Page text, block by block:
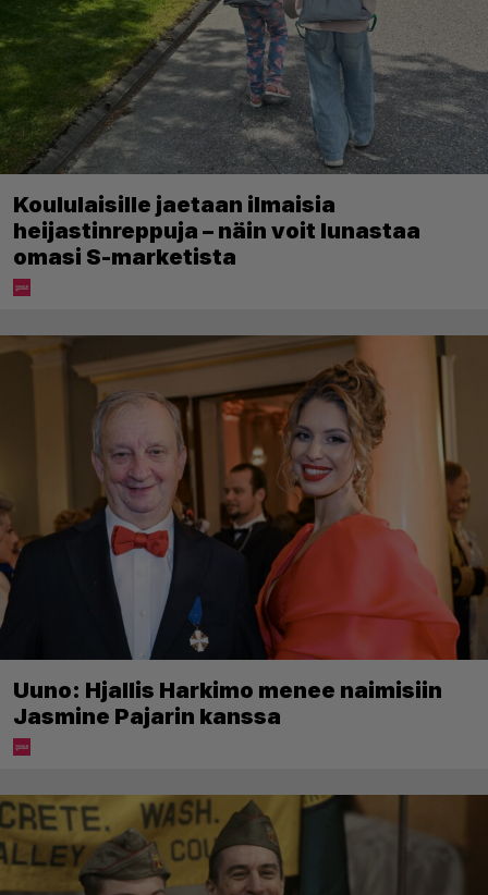
Koululaisille jaetaan ilmaisia
heijastinreppuja – näin voit lunastaa
omasi S-marketista
Uuno: Hjallis Harkimo menee naimisiin
Jasmine Pajarin kanssa